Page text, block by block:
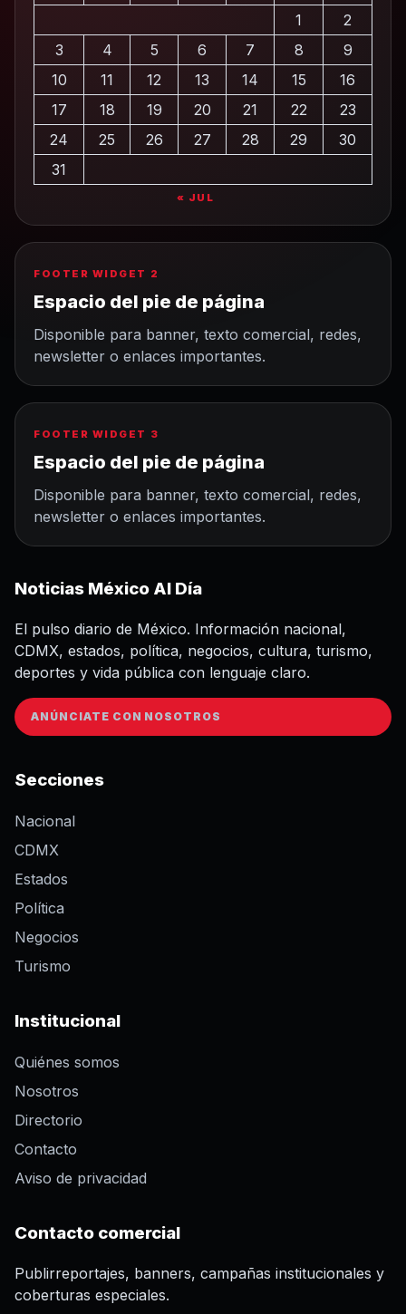
1
2
3
4 5 6 7 8
9
10
11 12 13 14 15
16
17
18 19 20 21 22
23
24
25 26 27 28 29
30
31
« JUL
FOOTER WIDGET 2
Espacio del pie de página
Disponible para banner, texto comercial, redes,
newsletter o enlaces importantes.
FOOTER WIDGET 3
Espacio del pie de página
Disponible para banner, texto comercial, redes,
newsletter o enlaces importantes.
Noticias México Al Día
El pulso diario de México. Información nacional,
CDMX, estados, política, negocios, cultura, turismo,
deportes y vida pública con lenguaje claro.
ANÚNCIATE CON NOSOTROS
Secciones
Nacional
CDMX
Estados
Política
Negocios
Turismo
Institucional
Quiénes somos
Nosotros
Directorio
Contacto
Aviso de privacidad
Contacto comercial
Publirreportajes, banners, campañas institucionales y
coberturas especiales.